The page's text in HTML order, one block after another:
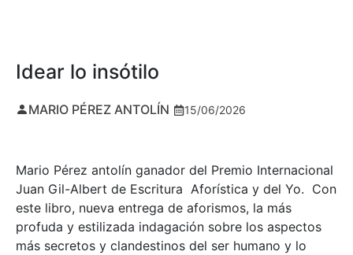
Idear lo insótilo
MARIO PÉREZ ANTOLÍN 15/06/2026
Mario Pérez antolín ganador del Premio Internacional
Juan Gil-Albert de Escritura Aforística y del Yo. Con
este libro, nueva entrega de aforismos, la más
profuda y estilizada indagación sobre los aspectos
más secretos y clandestinos del ser humano y lo